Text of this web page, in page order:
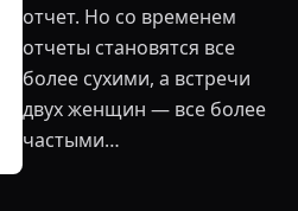
отчет. Но со временем
отчеты становятся все
более сухими, а встречи
двух женщин — все более
частыми…